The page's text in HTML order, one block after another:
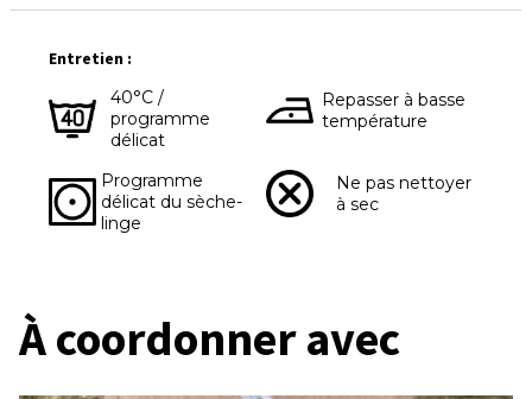
Entretien :
40°C /
programme
délicat
Repasser à basse
température
Programme
délicat du sèche-
linge
Ne pas nettoyer
à sec
À coordonner avec